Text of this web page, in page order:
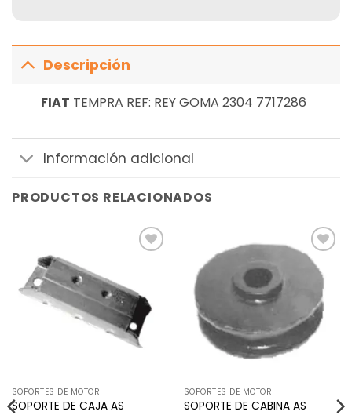
Descripción
FIAT TEMPRA REF: REY GOMA 2304 7717286
Información adicional
PRODUCTOS RELACIONADOS
lista de
deseos
SOPORTES DE MOTOR
SOPORTE DE CAJA AS
Añadir
a la
deseos
SOPORTES DE MOTOR
SOPORTE DE CABINA AS